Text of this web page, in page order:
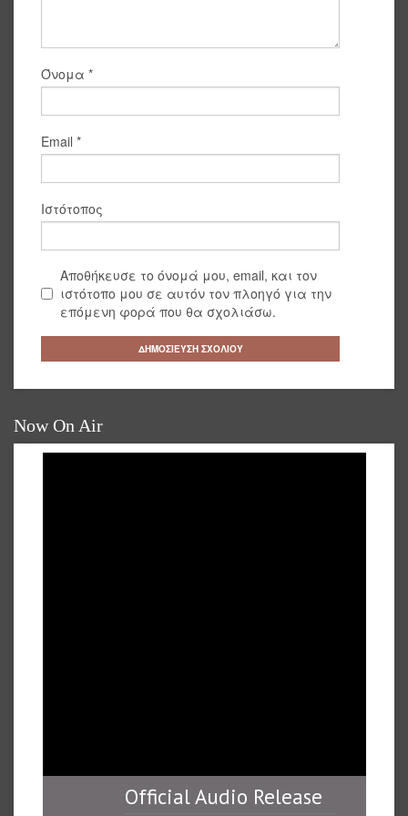
Όνομα *
Email *
Ιστότοπος
Αποθήκευσε το όνομά μου, email, και τον
ιστότοπο μου σε αυτόν τον πλοηγό για την
επόμενη φορά που θα σχολιάσω.
Now On Air
Official Audio Release